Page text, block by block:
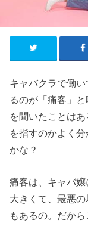
キャバクラで働
るのが「痛客」
を聞いたことは
を指すのかよく
かな？
痛客は、キャバ
大きくて、最悪
もあるの。だか